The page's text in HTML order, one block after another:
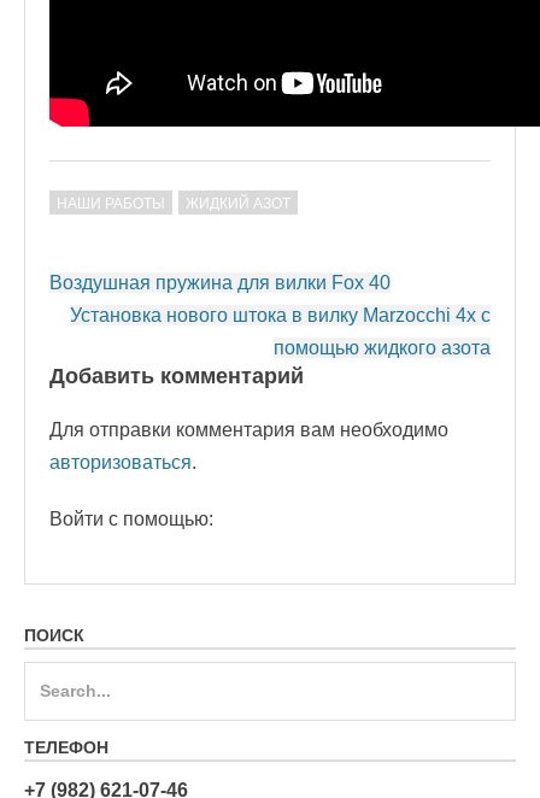
НАШИ РАБОТЫ ЖИДКИЙ АЗОТ
Post
navigation
Воздушная пружина для вилки Fox 40
Установка нового штока в вилку Marzocchi 4x с
помощью жидкого азота
Добавить комментарий
Для отправки комментария вам необходимо
авторизоваться.
Войти с помощью:
ПОИСК
ТЕЛЕФОН
+7 (982) 621-07-46